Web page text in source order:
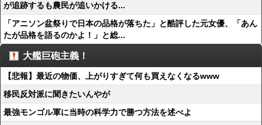
が追跡するも農民が追いかける...
「アニソン盆祭りで日本の品格が落ちた」と酷評した元女優、「あん
たが品格を語るのかよ！」と総...
大艦巨砲主義！
【悲報】最近の物価、上がりすぎて何も買えなくなるwww
移民反対派に聞きたいんやが
最強モンゴル軍に当時の科学力で勝つ方法を述べよ